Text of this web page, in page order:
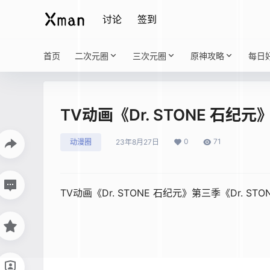
讨论 签到
首页 二次元圈 三次元圈 原神攻略 每日
TV动画《Dr. STONE 石纪元
动漫圈 23年8月27日 0 71
TV动画《Dr. STONE 石纪元》第三季《Dr.